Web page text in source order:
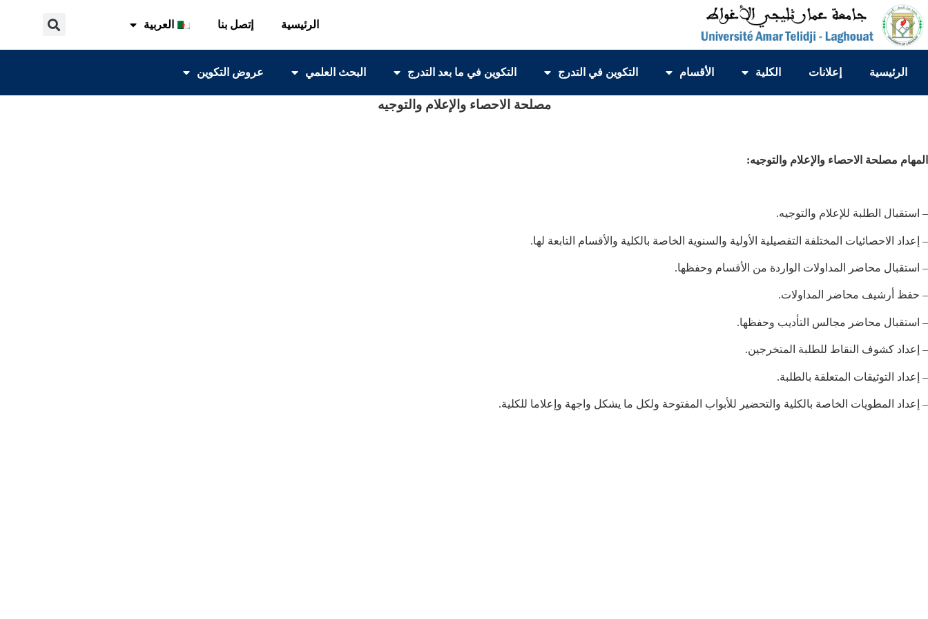
الرئيسية إتصل بنا العربية
الرئيسية إعلانات الكلية الأقسام التكوين في التدرج التكوين في ما بعد التدرج البحث العلمي عروض التكوين
مصلحة الاحصاء والإعلام والتوجيه
المهام مصلحة الاحصاء والإعلام والتوجيه:
– استقبال الطلبة للإعلام والتوجيه.
– إعداد الاحصائيات المختلفة التفصيلية الأولية والسنوية الخاصة بالكلية والأقسام التابعة لها.
– استقبال محاضر المداولات الواردة من الأقسام وحفظها.
– حفظ أرشيف محاضر المداولات.
– استقبال محاضر مجالس التأديب وحفظها.
– إعداد كشوف النقاط للطلبة المتخرجين.
– إعداد التوثيقات المتعلقة بالطلبة.
– إعداد المطويات الخاصة بالكلية والتحضير للأبواب المفتوحة ولكل ما يشكل واجهة وإعلاما للكلية.